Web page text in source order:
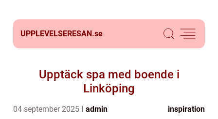
UPPLEVELSERESAN.se
Upptäck spa med boende i
Linköping
04 september 2025 admin inspiration